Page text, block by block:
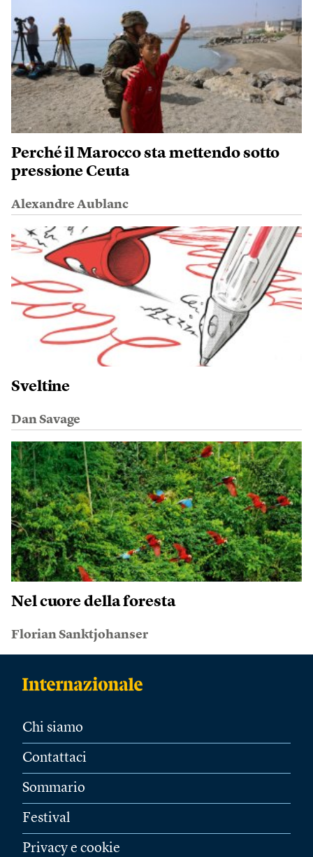
Perché il Marocco sta mettendo sotto
pressione Ceuta
Alexandre Aublanc
Sveltine
Dan Savage
Nel cuore della foresta
Florian Sanktjohanser
Chi siamo
Contattaci
Sommario
Festival
Privacy e cookie